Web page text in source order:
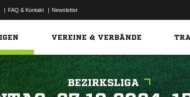
| FAQ & Kontakt | Newsletter
VEREINE & VERBÄNDE
BEZIRKSLIGA